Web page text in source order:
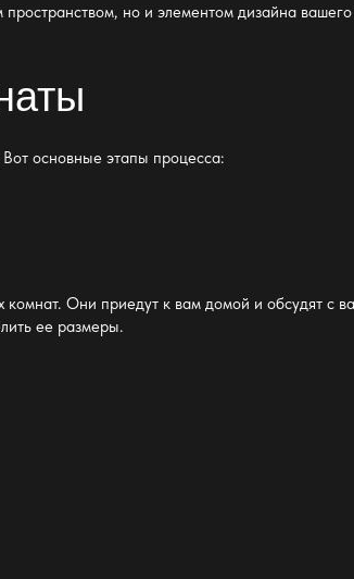
пространством, но и элементом дизайна
основные этапы процесса:
Они приедут к вам домой и обсудят с
ее размеры.